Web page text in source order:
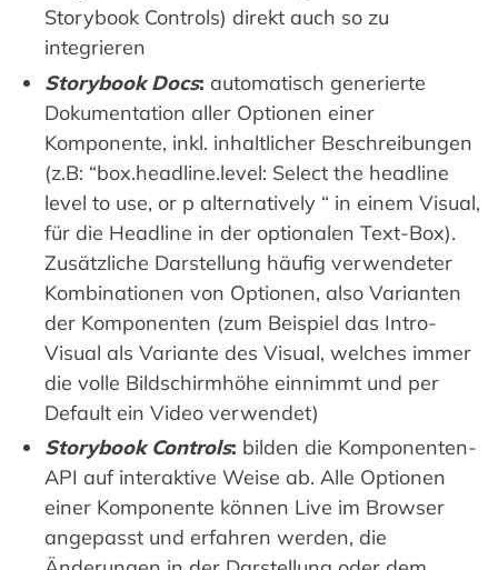
Storybook Controls) direkt auch so zu
integrieren
Storybook Docs: automatisch generierte
Dokumentation aller Optionen einer
Komponente, inkl. inhaltlicher Beschreibungen
(z.B: “box.headline.level: Select the headline
level to use, or p alternatively “ in einem Visual,
für die Headline in der optionalen Text-Box).
Zusätzliche Darstellung häufig verwendeter
Kombinationen von Optionen, also Varianten
der Komponenten (zum Beispiel das Intro-
Visual als Variante des Visual, welches immer
die volle Bildschirmhöhe einnimmt und per
Default ein Video verwendet)
Storybook Controls: bilden die Komponenten-
API auf interaktive Weise ab. Alle Optionen
einer Komponente können Live im Browser
angepasst und erfahren werden, die